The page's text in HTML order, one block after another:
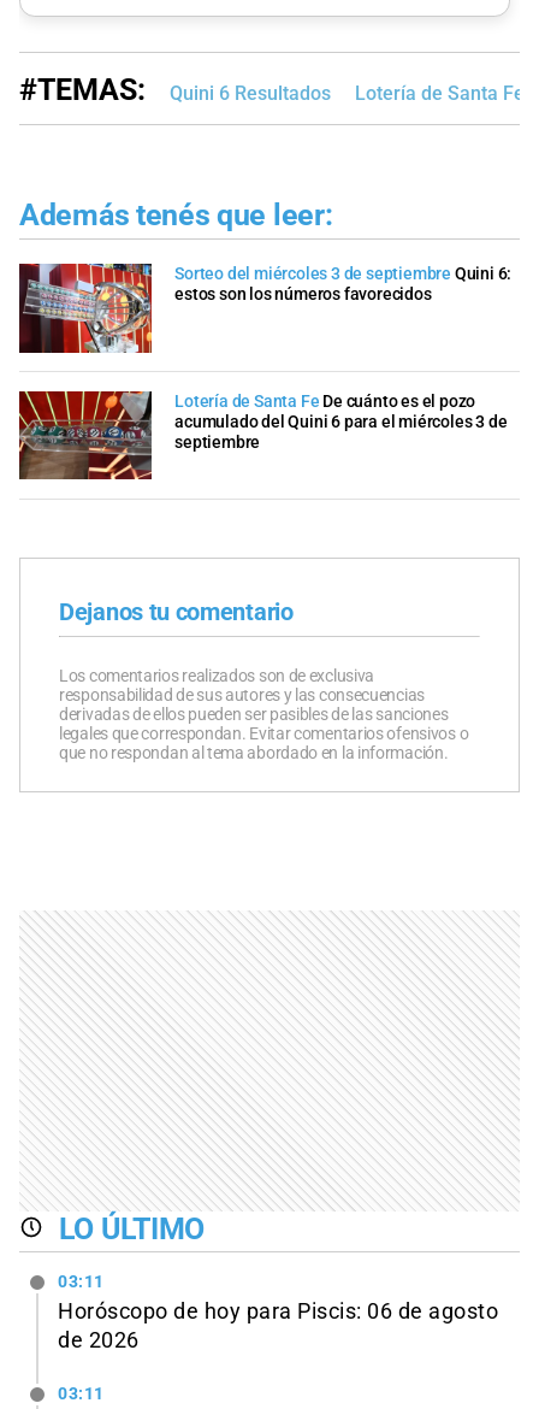
#TEMAS: Quini 6 Resultados Lotería de Santa Fe
Además tenés que leer:
Sorteo del miércoles 3 de septiembre Quini 6:
estos son los números favorecidos
Lotería de Santa Fe De cuánto es el pozo
acumulado del Quini 6 para el miércoles 3 de
septiembre
Dejanos tu comentario
Los comentarios realizados son de exclusiva
responsabilidad de sus autores y las consecuencias
derivadas de ellos pueden ser pasibles de las sanciones
legales que correspondan. Evitar comentarios ofensivos o
que no respondan al tema abordado en la información.
LO ÚLTIMO
03:11
Horóscopo de hoy para Piscis: 06 de agosto
de 2026
03:11